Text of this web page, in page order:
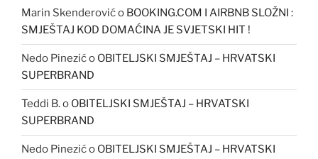
Marin Skenderovićo BOOKING.COM I AIRBNB SLOŽNI :
SMJEŠTAJ KOD DOMAĆINA JE SVJETSKI HIT !
Nedo Pinezićo OBITELJSKI SMJEŠTAJ – HRVATSKI
SUPERBRAND
Teddi B.o OBITELJSKI SMJEŠTAJ – HRVATSKI
SUPERBRAND
Nedo Pinezićo OBITELJSKI SMJEŠTAJ – HRVATSKI